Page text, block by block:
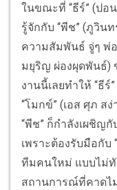
ในขณะที่ “ธีร์” (ปอ
รู้จักกับ “พีช” (ภูวิน
ความสัมพันธ์ จู่ๆ พ่
มยุริญ ผ่องผุดพันธ์)
งานนี้เลยทำให้ “ธีร์
“โมกข์” (เอส ศุภ ส
“พีช” ก็กำลังเผชิญ
เพราะต้องรับมือกับ
ทีมคนใหม่ แบบไม่ทั
สถานการณ์ที่คาดไ